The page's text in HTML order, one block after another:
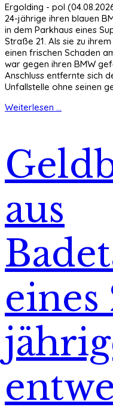
Ergolding - pol
24-jährige ihren blauen
in dem Parkhaus eines
Straße 21. Als sie zu
einen frischen Schaden
war gegen ihren BMW
Anschluss entfernte sich
Unfallstelle ohne seinen
Weiterlesen ...
aus
eines